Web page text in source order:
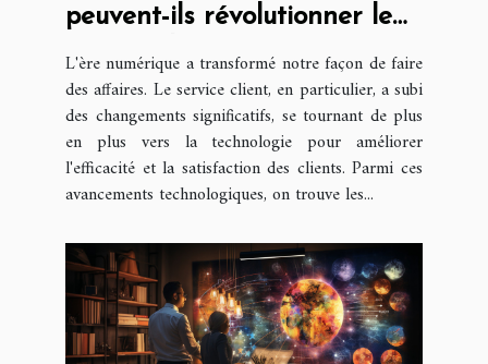
peuvent-ils révolutionner le
service client ?
L'ère numérique a transformé notre façon de faire
des affaires. Le service client, en particulier, a subi
des changements significatifs, se tournant de plus
en plus vers la technologie pour améliorer
l'efficacité et la satisfaction des clients. Parmi ces
avancements technologiques, on trouve les...